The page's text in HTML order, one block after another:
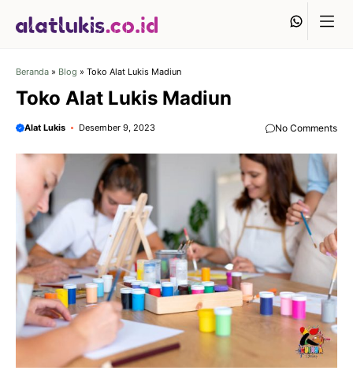
Beranda » Blog » Toko Alat Lukis Madiun
Toko Alat Lukis Madiun
Alat Lukis Desember 9, 2023 No Comments